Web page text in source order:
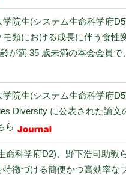
院生(システム生命科学府
類における成長に伴う食
が満 35 歳未満の本会会員
院生(システム生命科学府
Diversity に公表された論
ら
命科学府D2)、野下浩司助
徴づける簡便かつ高効率